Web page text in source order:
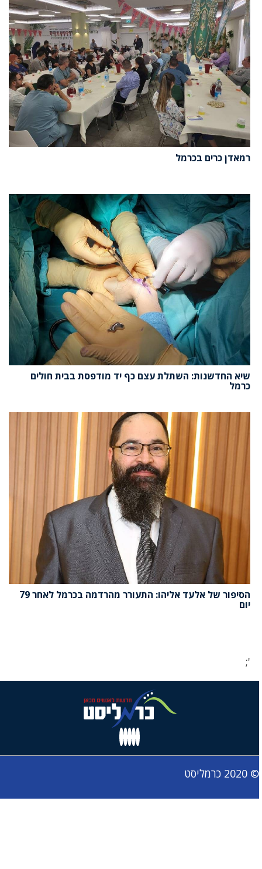
רמאדן כרים בכרמל
שיא החדשנות: השתלת עצם כף יד מודפסת בבית חולים
כרמל
הסיפור של אלעד אליהו: התעורר מהרדמה בכרמל לאחר 79
יום
';
© 2020 כרמליסט